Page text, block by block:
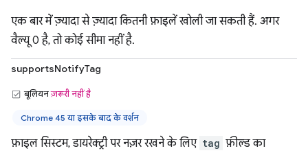
एक बार में ज़्यादा से ज़्यादा कितनी फ़ाइलें खोली जा सकती हैं. अगर
वैल्यू 0 है, तो कोई सीमा नहीं है.
supportsNotifyTag
बूलियनज़रूरी नहीं है
Chrome 45 या इसके बाद के वर्शन
फ़ाइल सिस्टम, डायरेक्ट्री पर नज़र रखने के लिए tag फ़ील्ड का